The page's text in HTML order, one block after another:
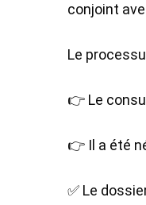
conjoint
Le
👉 Le
👉 Il a été
✅ Le